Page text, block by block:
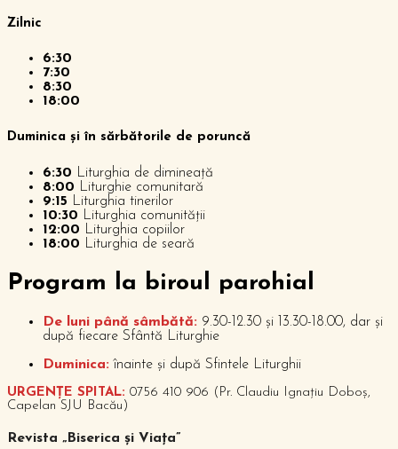
Zilnic
6:30
7:30
8:30
18:00
Duminica și în sărbătorile de poruncă
6:30 Liturghia de dimineață
8:00 Liturghie comunitară
9:15 Liturghia tinerilor
10:30 Liturghia comunității
12:00 Liturghia copiilor
18:00 Liturghia de seară
Program la biroul parohial
De luni până sâmbătă: 9.30-12.30 și 13.30-18.00, dar și
după fiecare Sfântă Liturghie
Duminica: înainte și după Sfintele Liturghii
URGENȚE SPITAL: 0756 410 906 (Pr. Claudiu Ignațiu Doboș,
Capelan SJU Bacău)
Revista „Biserica și Viața”